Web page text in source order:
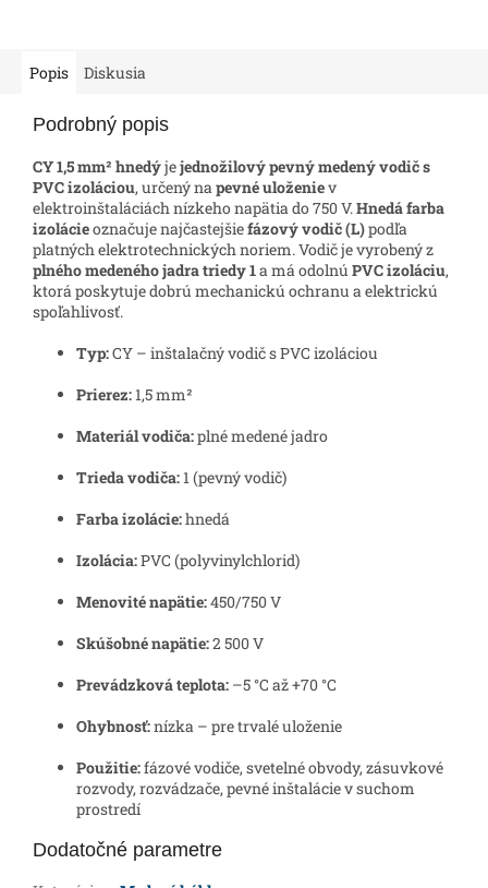
Popis Diskusia
Podrobný popis
CY 1,5 mm² hnedýjejednožilový pevný medený vodič s
PVC izoláciou, určený napevné uloženiev
elektroinštaláciách nízkeho napätia do 750 V.Hnedá farba
izolácieoznačuje najčastejšiefázový vodič (L)podľa
platných elektrotechnických noriem. Vodič je vyrobený z
plného medeného jadra triedy 1a má odolnú PVC izoláciu,
ktorá poskytuje dobrú mechanickú ochranu a elektrickú
spoľahlivosť.
Typ:CY – inštalačný vodič s PVC izoláciou
Prierez:1,5 mm²
Materiál vodiča:plné medené jadro
Trieda vodiča:1 (pevný vodič)
Farba izolácie:hnedá
Izolácia:PVC (polyvinylchlorid)
Menovité napätie:450/750 V
Skúšobné napätie:2 500 V
Prevádzková teplota: –5 °C až +70 °C
Ohybnosť:nízka – pre trvalé uloženie
Použitie:fázové vodiče, svetelné obvody, zásuvkové
rozvody, rozvádzače, pevné inštalácie v suchom
prostredí
Dodatočné parametre